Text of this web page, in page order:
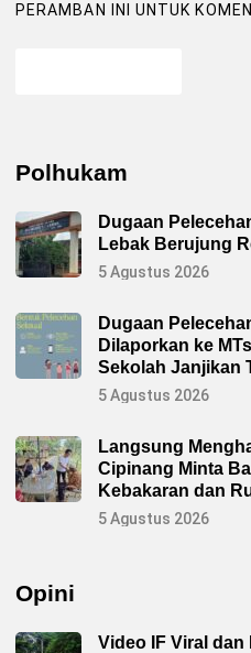
PERAMBAN INI UNTUK
Polhukam
Dugaan
Lebak Berujung
5 Agustus 2026
Dugaan
Dilaporkan ke
Sekolah Janjikan
5 Agustus 2026
Langsung
Cipinang Minta
Kebakaran dan
5 Agustus 2026
Opini
Video IF Viral dan